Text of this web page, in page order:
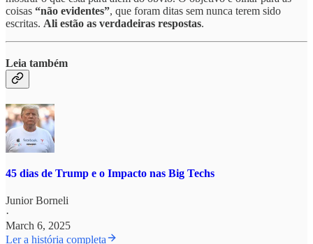
coisas “não evidentes”, que foram ditas sem nunca terem sido
escritas. Ali estão as verdadeiras respostas.
Leia também
45 dias de Trump e o Impacto nas Big Techs
Junior Borneli
·
March 6, 2025
Ler a história completa